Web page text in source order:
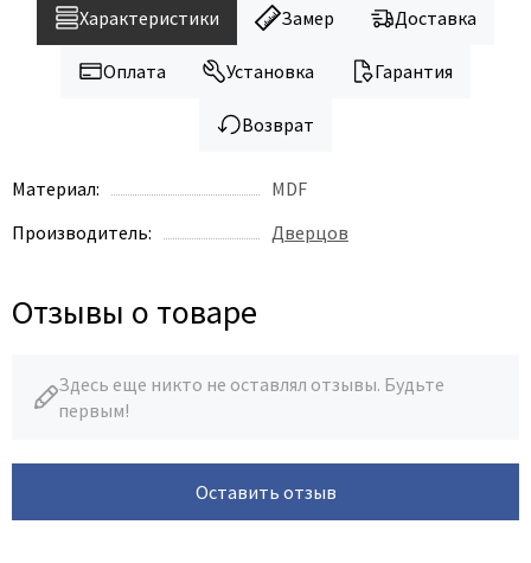
Характеристики Замер Доставка
Оплата Установка Гарантия
Возврат
Материал:
MDF
Производитель:
Дверцов
Отзывы о товаре
Здесь еще никто не оставлял отзывы. Будьте
первым!
Оставить отзыв